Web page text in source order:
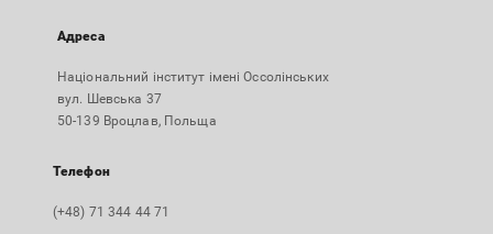
Адреса
Національний інститут імені Оссолінських
вул. Шевська 37
50-139 Вроцлав, Польща
Телефон
(+48) 71 344 44 71